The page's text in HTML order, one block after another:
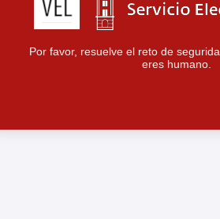
Por favor, resuelve el reto de
eres humano.